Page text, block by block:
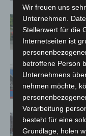
A7
auf
Wir freuen uns
Unternehmen.
Stellenwert für die
Internetseiten ist
betroffene Person
Unternehmens
nehmen möchte,
Verarbeitung
besteht für eine
Grundlage, holen